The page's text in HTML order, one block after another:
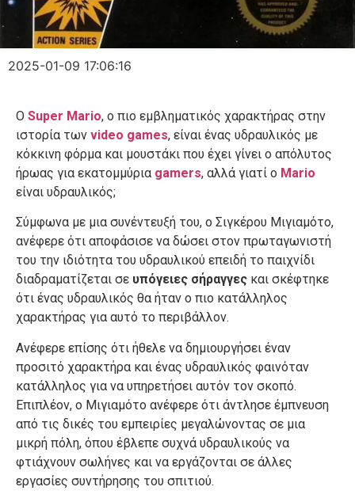
2025-01-09 17:06:16
Ο Super Mario, ο πιο εμβληματικός χαρακτήρας στην
ιστορία των video games, είναι ένας υδραυλικός με
κόκκινη φόρμα και μουστάκι που έχει γίνει ο απόλυτος
ήρωας για εκατομμύρια gamers, αλλά γιατί ο Mario
είναι υδραυλικός;
Σύμφωνα με μια συνέντευξή του, ο Σιγκέρου Μιγιαμότο,
ανέφερε ότι αποφάσισε να δώσει στον πρωταγωνιστή
του την ιδιότητα του υδραυλικού επειδή το παιχνίδι
διαδραματίζεται σε υπόγειες σήραγγες και σκέφτηκε
ότι ένας υδραυλικός θα ήταν ο πιο κατάλληλος
χαρακτήρας για αυτό το περιβάλλον.
Ανέφερε επίσης ότι ήθελε να δημιουργήσει έναν
προσιτό χαρακτήρα και ένας υδραυλικός φαινόταν
κατάλληλος για να υπηρετήσει αυτόν τον σκοπό.
Επιπλέον, ο Μιγιαμότο ανέφερε ότι άντλησε έμπνευση
από τις δικές του εμπειρίες μεγαλώνοντας σε μια
μικρή πόλη, όπου έβλεπε συχνά υδραυλικούς να
φτιάχνουν σωλήνες και να εργάζονται σε άλλες
εργασίες συντήρησης του σπιτιού.